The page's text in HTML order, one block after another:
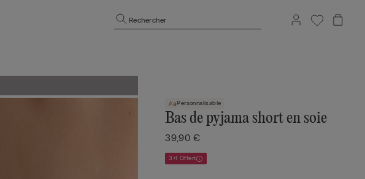
Rechercher
Personnalisable
Bas de pyjama short en soie
39,90 €
3+1 Offert